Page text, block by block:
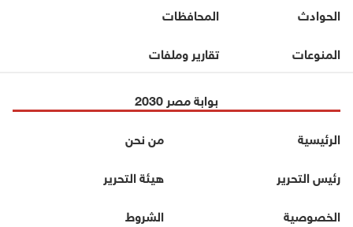
الحوادث
المحافظات
المنوعات
تقارير وملفات
بوابة مصر 2030
الرئيسية
من نحن
رئيس التحرير
هيئة التحرير
الخصوصية
الشروط